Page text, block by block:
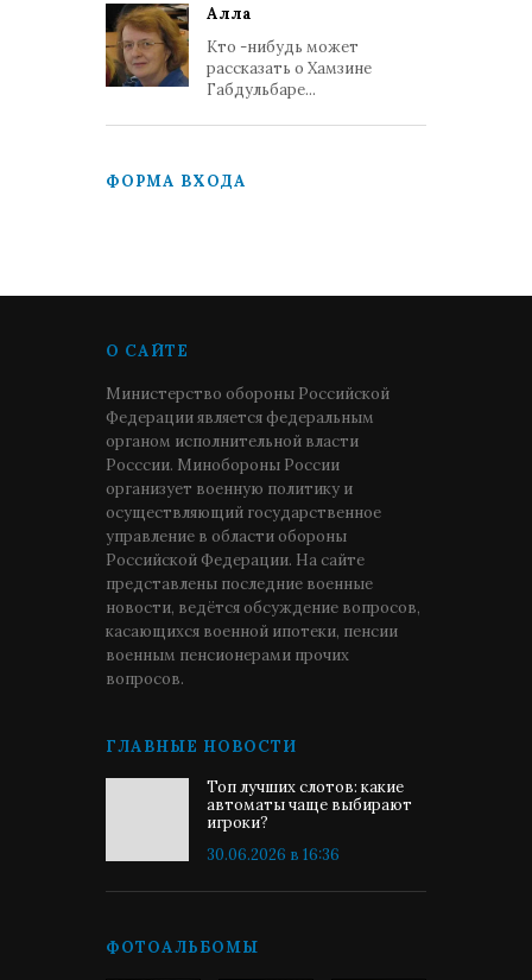
Алла
Кто -нибудь может
рассказать о Хамзине
Габдульбаре...
ФОРМА ВХОДА
О САЙТЕ
Министерство обороны Российской
Федерации является федеральным
органом исполнительной власти
Росссии. Минобороны России
организует военную политику и
осуществляющий государственное
управление в области обороны
Российской Федерации. На сайте
представлены последние военные
новости, ведётся обсуждение вопросов,
касающихся военной ипотеки, пенсии
военным пенсионерами прочих
вопросов.
ГЛАВНЫЕ НОВОСТИ
Топ лучших слотов: какие
автоматы чаще выбирают
игроки?
30.06.2026 в 16:36
ФОТОАЛЬБОМЫ